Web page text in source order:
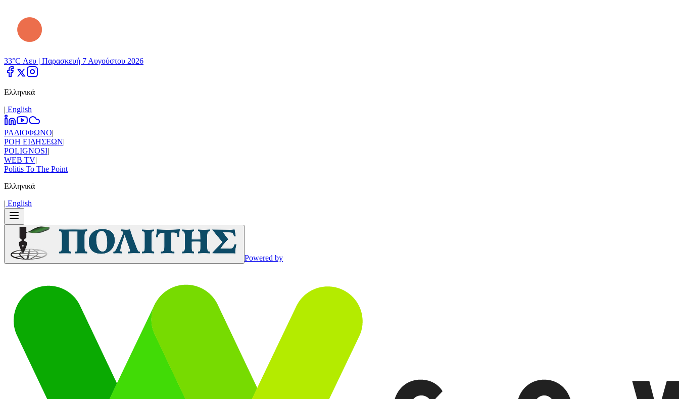
33°C Λευ | Παρασκευή 7 Αυγούστου 2026
Ελληνικά
| Εnglish
ΡΑΔΙΟΦΩΝΟ|
ΡΟΗ ΕΙΔΗΣΕΩΝ|
POLIGNOSI|
WEB TV|
Politis To The Point
Ελληνικά
| Εnglish
Powered by